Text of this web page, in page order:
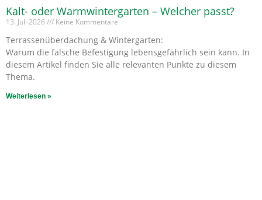
Kalt- oder Warmwintergarten – Welcher passt?
13. Juli 2026 Keine Kommentare
Terrassenüberdachung & Wintergarten:
Warum die falsche Befestigung lebensgefährlich sein kann. In
diesem Artikel finden Sie alle relevanten Punkte zu diesem
Thema.
Weiterlesen »